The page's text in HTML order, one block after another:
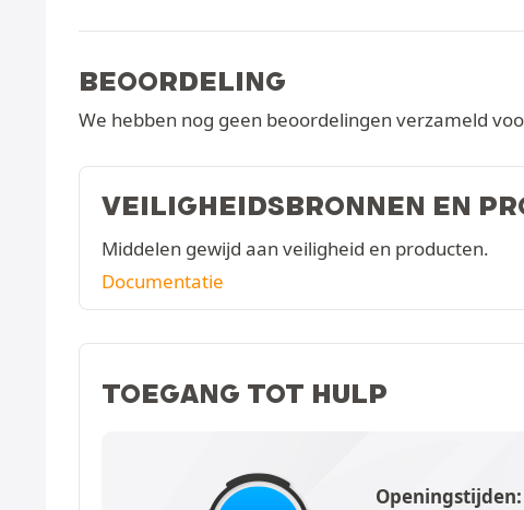
BEOORDELING
We hebben nog geen beoordelingen verzameld
VEILIGHEIDSBRONNEN EN
Middelen gewijd aan veiligheid en producten.
Documentatie
TOEGANG TOT HULP
Openingstijden: